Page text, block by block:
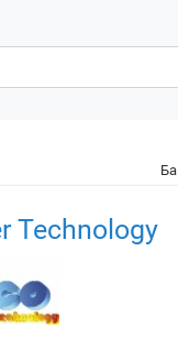
Technology